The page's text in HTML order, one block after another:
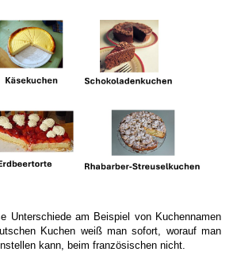
Unterschiede am Beispiel von Kuchennamen
Kuchen weiß man sofort, worauf man
kann, beim französischen nicht.